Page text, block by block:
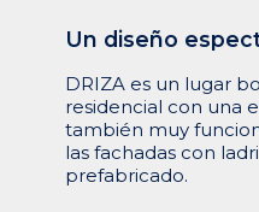
Un diseño
DRIZA es un lugar
residencial con una
también muy
las fachadas con
prefabricado.